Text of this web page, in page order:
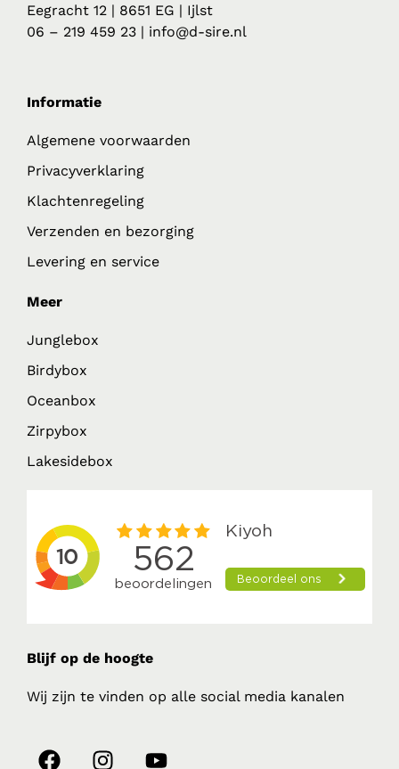
Eegracht 12 | 8651 EG | Ijlst
06 – 219 459 23 | info@d-sire.nl
Informatie
Algemene voorwaarden
Privacyverklaring
Klachtenregeling
Verzenden en bezorging
Levering en service
Meer
Junglebox
Birdybox
Oceanbox
Zirpybox
Lakesidebox
Blijf op de hoogte
Wij zijn te vinden op alle social media kanalen